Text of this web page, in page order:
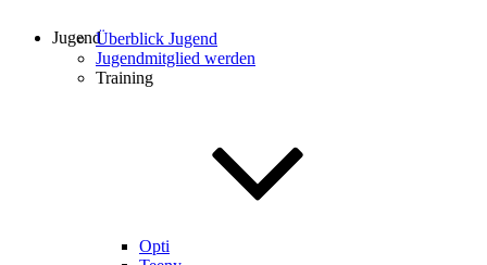
JugendÜberblick Jugend
Jugendmitglied werden
Training
Opti